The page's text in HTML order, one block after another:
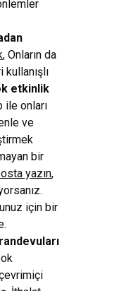
, Onların da
etkinlik
ile onları
ve
bir
yazın,
için bir